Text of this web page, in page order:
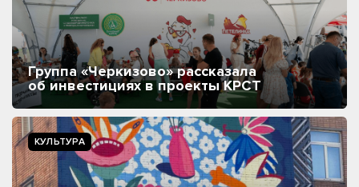
Группа «Черкизово» рассказала
об инвестициях в проекты КРСТ
КУЛЬТУРА